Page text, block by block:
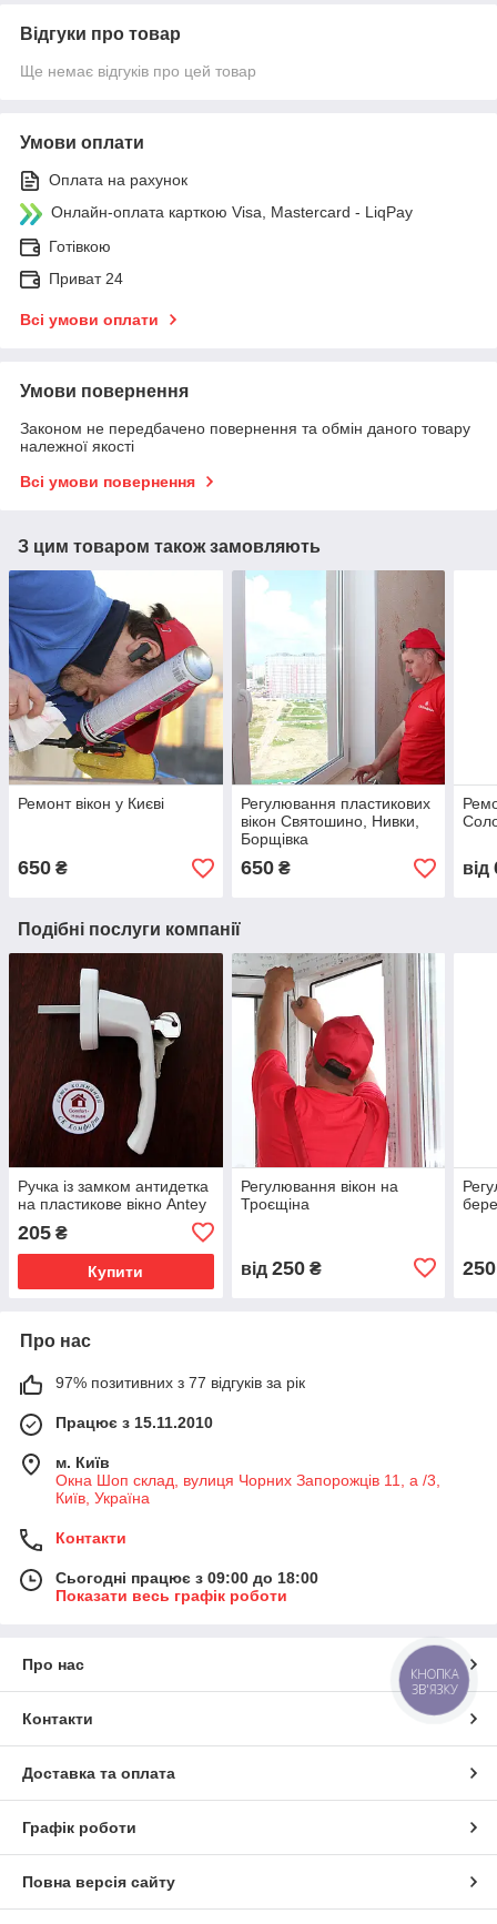
Відгуки про товар
Ще немає відгуків про цей товар
Умови оплати
Оплата на рахунок
Онлайн-оплата карткою Visa, Mastercard - LiqPay
Готівкою
Приват 24
Всі умови оплати
Умови повернення
Законом не передбачено повернення та обмін даного товару
належної якості
Всі умови повернення
З цим товаром також замовляють
Ремонт вікон у Києві
650 ₴
Регулювання пластикових
вікон Святошино, Нивки,
Борщівка
650₴ від
Подібні послуги компанії
Ручка із замком антидетка
на пластикове вікно Antey
205 ₴
Купити
Регулювання вікон на
Троєщіна
від 250₴ 250
Про нас
97% позитивних з 77 відгуків за рік
Працює з 15.11.2010
м. Київ
Окна Шоп склад, вулиця Чорних Запорожців 11, а /3,
Київ, Україна
Контакти
Сьогодні працює з 09:00 до 18:00
Показати весь графік роботи
Про нас
Контакти
Доставка та оплата
Графік роботи
Повна версія сайту
КНОПКА
ЗВ'ЯЗКУ